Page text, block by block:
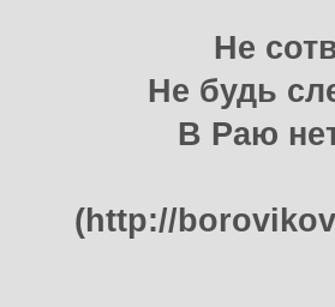
Не
Не будь
В Раю
(http://